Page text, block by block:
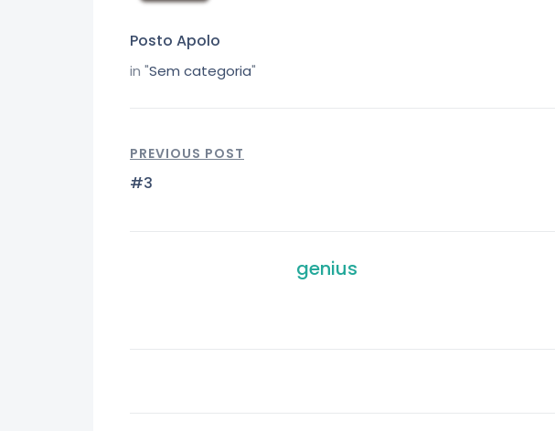
Posto Apolo
in "Sem categoria"
PREVIOUS POST
#3
genius